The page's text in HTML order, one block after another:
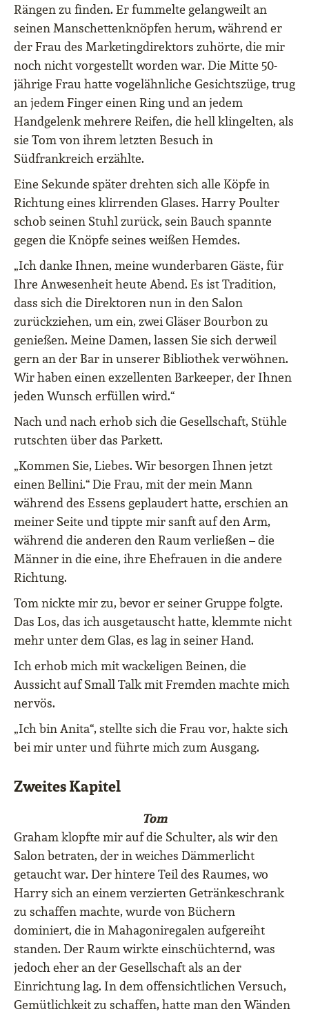
Rängen zu finden. Er fummelte gelangweilt an
seinen Manschettenknöpfen herum, während er
der Frau des Marketingdirektors zuhörte, die mir
noch nicht vorgestellt worden war. Die Mitte 50-
jährige Frau hatte vogelähnliche Gesichtszüge, trug
an jedem Finger einen Ring und an jedem
Handgelenk mehrere Reifen, die hell klingelten, als
sie Tom von ihrem letzten Besuch in
Südfrankreich erzählte.
Eine Sekunde später drehten sich alle Köpfe in
Richtung eines klirrenden Glases. Harry Poulter
schob seinen Stuhl zurück, sein Bauch spannte
gegen die Knöpfe seines weißen Hemdes.
„Ich danke Ihnen, meine wunderbaren Gäste, für
Ihre Anwesenheit heute Abend. Es ist Tradition,
dass sich die Direktoren nun in den Salon
zurückziehen, um ein, zwei Gläser Bourbon zu
genießen. Meine Damen, lassen Sie sich derweil
gern an der Bar in unserer Bibliothek verwöhnen.
Wir haben einen exzellenten Barkeeper, der Ihnen
jeden Wunsch erfüllen wird.“
Nach und nach erhob sich die Gesellschaft, Stühle
rutschten über das Parkett.
„Kommen Sie, Liebes. Wir besorgen Ihnen jetzt
einen Bellini.“ Die Frau, mit der mein Mann
während des Essens geplaudert hatte, erschien an
meiner Seite und tippte mir sanft auf den Arm,
während die anderen den Raum verließen – die
Männer in die eine, ihre Ehefrauen in die andere
Richtung.
Tom nickte mir zu, bevor er seiner Gruppe folgte.
Das Los, das ich ausgetauscht hatte, klemmte nicht
mehr unter dem Glas, es lag in seiner Hand.
Ich erhob mich mit wackeligen Beinen, die
Aussicht auf Small Talk mit Fremden machte mich
nervös.
„Ich bin Anita“, stellte sich die Frau vor, hakte sich
bei mir unter und führte mich zum Ausgang.
Zweites Kapitel
Tom
Graham klopfte mir auf die Schulter, als wir den
Salon betraten, der in weiches Dämmerlicht
getaucht war. Der hintere Teil des Raumes, wo
Harry sich an einem verzierten Getränkeschrank
zu schaffen machte, wurde von Büchern
dominiert, die in Mahagoniregalen aufgereiht
standen. Der Raum wirkte einschüchternd, was
jedoch eher an der Gesellschaft als an der
Einrichtung lag. In dem offensichtlichen Versuch,
Gemütlichkeit zu schaffen, hatte man den Wänden